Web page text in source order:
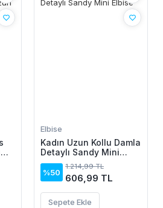
Elbise
Kadın Uzun Kollu Damla
Detaylı Sandy Mini
Elbise
%50
1.214,99 TL
606,99 TL
Sepete Ekle